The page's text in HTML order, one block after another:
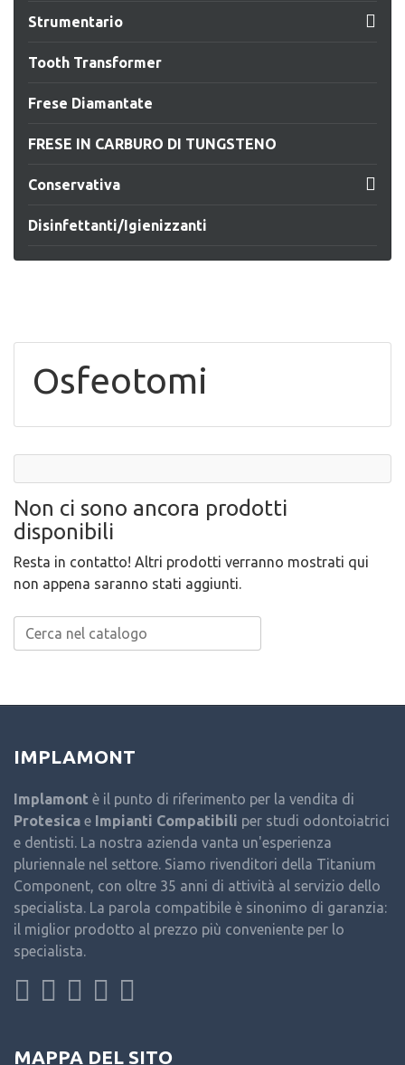
Strumentario 
Tooth Transformer
Frese Diamantate
FRESE IN CARBURO DI TUNGSTENO
Conservativa 
Disinfettanti/Igienizzanti
Osfeotomi
Non ci sono ancora prodotti
disponibili
Resta in contatto! Altri prodotti verranno mostrati qui
non appena saranno stati aggiunti.
IMPLAMONT
Implamont è il punto di riferimento per la vendita di
Protesica e Impianti Compatibili per studi odontoiatrici
e dentisti. La nostra azienda vanta un'esperienza
pluriennale nel settore. Siamo rivenditori della Titanium
Component, con oltre 35 anni di attività al servizio dello
specialista. La parola compatibile è sinonimo di garanzia:
il miglior prodotto al prezzo più conveniente per lo
specialista.
MAPPA DEL SITO